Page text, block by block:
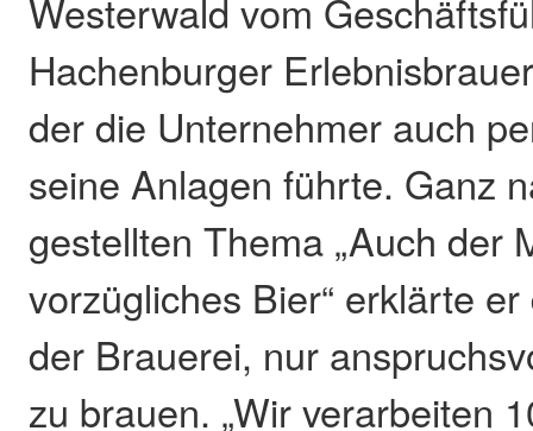
Westerwald vom
Hachenburger
der die Unternehmer auch
seine Anlagen führte. Ganz
gestellten Thema „Auch der
vorzügliches Bier“ erklärte
der Brauerei, nur
zu brauen. „Wir verarbeiten